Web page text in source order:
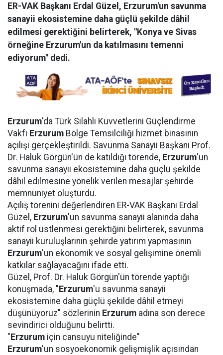
ER-VAK Başkanı Erdal Güzel, Erzurum'un savunma
sanayii ekosistemine daha güçlü şekilde dâhil
edilmesi gerektiğini belirterek, "Konya ve Sivas
örneğine Erzurum'un da katılmasını temenni
ediyorum" dedi.
Erzurum'da Türk Silahlı Kuvvetlerini Güçlendirme
Vakfı Erzurum Bölge Temsilciliği hizmet binasının
açılışı gerçekleştirildi. Savunma Sanayii Başkanı Prof.
Dr. Haluk Görgün'ün de katıldığı törende, Erzurum'un
savunma sanayii ekosistemine daha güçlü şekilde
dâhil edilmesine yönelik verilen mesajlar şehirde
memnuniyet oluşturdu.
Açılış törenini değerlendiren ER-VAK Başkanı Erdal
Güzel, Erzurum'un savunma sanayii alanında daha
aktif rol üstlenmesi gerektiğini belirterek, savunma
sanayii kuruluşlarının şehirde yatırım yapmasının
Erzurum'un ekonomik ve sosyal gelişimine önemli
katkılar sağlayacağını ifade etti.
Güzel, Prof. Dr. Haluk Görgün'ün törende yaptığı
konuşmada, " Erzurum'u savunma sanayii
ekosistemine daha güçlü şekilde dâhil etmeyi
düşünüyoruz" sözlerinin Erzurum adına son derece
sevindirici olduğunu belirtti.
" Erzurum için cansuyu niteliğinde"
Erzurum'un sosyoekonomik gelişmişlik açısından